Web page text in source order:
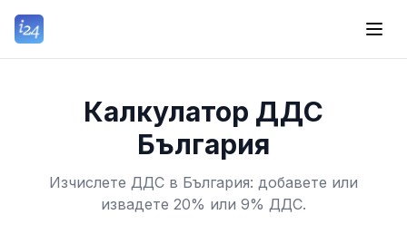
Калкулатор ДДС
България
Изчислете ДДС в България: добавете или
извадете 20% или 9% ДДС.